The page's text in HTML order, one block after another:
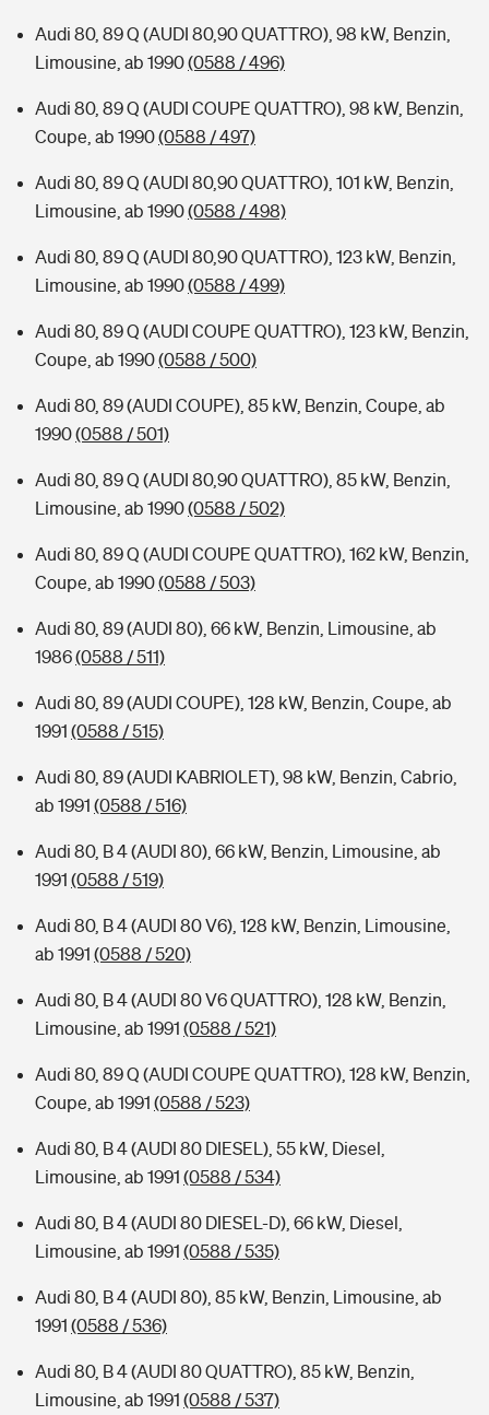
Audi 80, 89 Q (AUDI 80,90 QUATTRO), 98 kW, Benzin,
Limousine, ab 1990(0588 / 496)
Audi 80, 89 Q (AUDI COUPE QUATTRO), 98 kW, Benzin,
Coupe, ab 1990(0588 / 497)
Audi 80, 89 Q (AUDI 80,90 QUATTRO), 101 kW, Benzin,
Limousine, ab 1990(0588 / 498)
Audi 80, 89 Q (AUDI 80,90 QUATTRO), 123 kW, Benzin,
Limousine, ab 1990(0588 / 499)
Audi 80, 89 Q (AUDI COUPE QUATTRO), 123 kW, Benzin,
Coupe, ab 1990(0588 / 500)
Audi 80, 89 (AUDI COUPE), 85 kW, Benzin, Coupe, ab
1990(0588 / 501)
Audi 80, 89 Q (AUDI 80,90 QUATTRO), 85 kW, Benzin,
Limousine, ab 1990(0588 / 502)
Audi 80, 89 Q (AUDI COUPE QUATTRO), 162 kW, Benzin,
Coupe, ab 1990(0588 / 503)
Audi 80, 89 (AUDI 80), 66 kW, Benzin, Limousine, ab
1986(0588 / 511)
Audi 80, 89 (AUDI COUPE), 128 kW, Benzin, Coupe, ab
1991 (0588 / 515)
Audi 80, 89 (AUDI KABRIOLET), 98 kW, Benzin, Cabrio,
ab 1991 (0588 / 516)
Audi 80, B 4 (AUDI 80), 66 kW, Benzin, Limousine, ab
1991 (0588 / 519)
Audi 80, B 4 (AUDI 80 V6), 128 kW, Benzin, Limousine,
ab 1991 (0588 / 520)
Audi 80, B 4 (AUDI 80 V6 QUATTRO), 128 kW, Benzin,
Limousine, ab 1991 (0588 / 521)
Audi 80, 89 Q (AUDI COUPE QUATTRO), 128 kW, Benzin,
Coupe, ab 1991 (0588 / 523)
Audi 80, B 4 (AUDI 80 DIESEL), 55 kW, Diesel,
Limousine, ab 1991 (0588 / 534)
Audi 80, B 4 (AUDI 80 DIESEL-D), 66 kW, Diesel,
Limousine, ab 1991 (0588 / 535)
Audi 80, B 4 (AUDI 80), 85 kW, Benzin, Limousine, ab
1991 (0588 / 536)
Audi 80, B 4 (AUDI 80 QUATTRO), 85 kW, Benzin,
Limousine, ab 1991 (0588 / 537)